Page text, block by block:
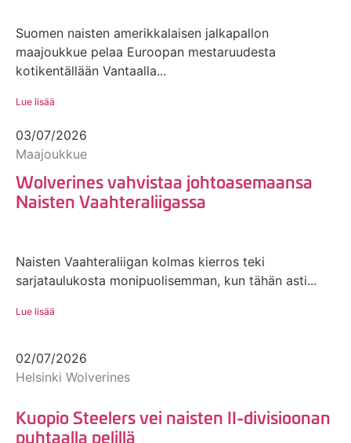
Suomen naisten amerikkalaisen jalkapallon
maajoukkue pelaa Euroopan mestaruudesta
kotikentällään Vantaalla...
Lue lisää
03/07/2026
Maajoukkue
Wolverines vahvistaa johtoasemaansa
Naisten Vaahteraliigassa
Naisten Vaahteraliigan kolmas kierros teki
sarjataulukosta monipuolisemman, kun tähän asti...
Lue lisää
02/07/2026
Helsinki Wolverines
Kuopio Steelers vei naisten II-divisioonan
puhtaalla pelillä